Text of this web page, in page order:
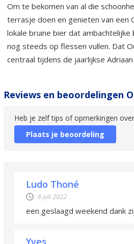
Om te bekomen van al die
terrasje doen en genieten van een
lokale bruine bier dat
nog steeds op flessen vullen. Dat
centraal tijdens de jaarlijkse
Reviews en beoordelingen
Heb je zelf tips of opmerkingen
Plaats je beoordeling
Ludo Thoné
6 juli 2022
een geslaagd weekend dank